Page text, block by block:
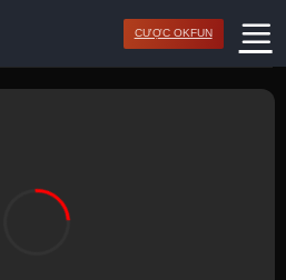
CƯỢC OKFUN